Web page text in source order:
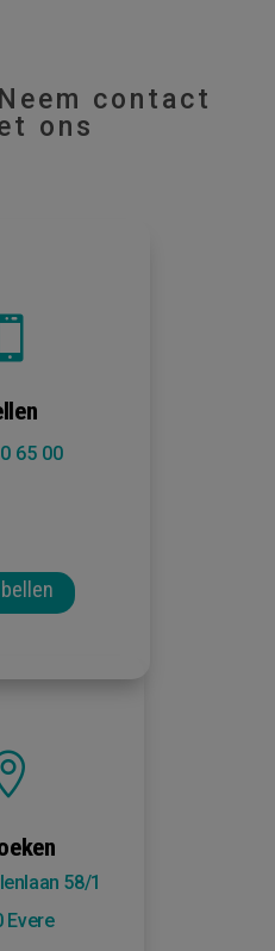
contact
ons

65 00
58/1
Evere